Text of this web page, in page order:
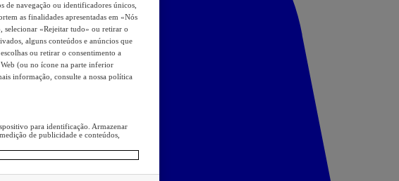
de navegação ou identificadores únicos,
as finalidades apresentadas em «Nós
selecionar «Rejeitar tudo» ou retirar o
alguns conteúdos e anúncios que
ou retirar o consentimento a
(ou no ícone na parte inferior
informação, consulte a nossa política
para identificação. Armazenar
de publicidade e conteúdos,